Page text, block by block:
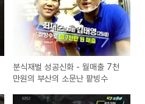
분식재벌 성공신화 - 월매출 7천
만원의 부산의 소문난 팥빙수